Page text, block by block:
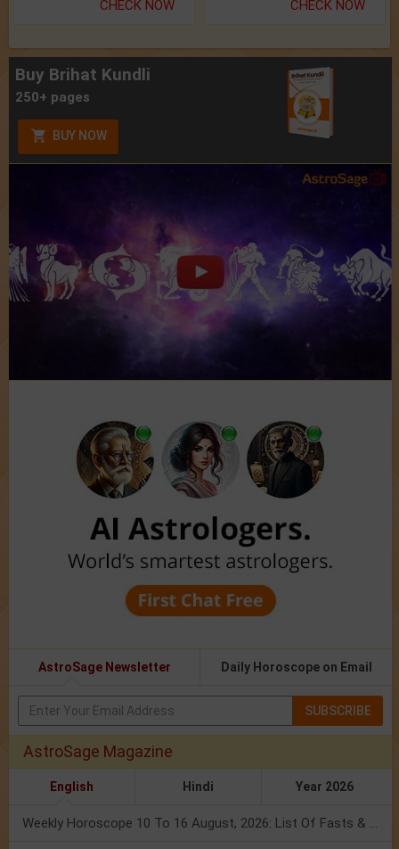
CHECK NOW CHECK NOW
Buy Brihat Kundli
250+ pages
BUY NOW
AstroSage Newsletter Daily Horoscope on Email
SUBSCRIBE
AstroSage Magazine
English Hindi Year 2026
Weekly Horoscope 10 To 16 August, 2026: List Of Fasts & Festivals